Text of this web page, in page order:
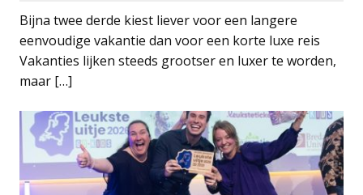
Bijna twee derde kiest liever voor een langere
eenvoudige vakantie dan voor een korte luxe reis
Vakanties lijken steeds grootser en luxer te worden,
maar […]